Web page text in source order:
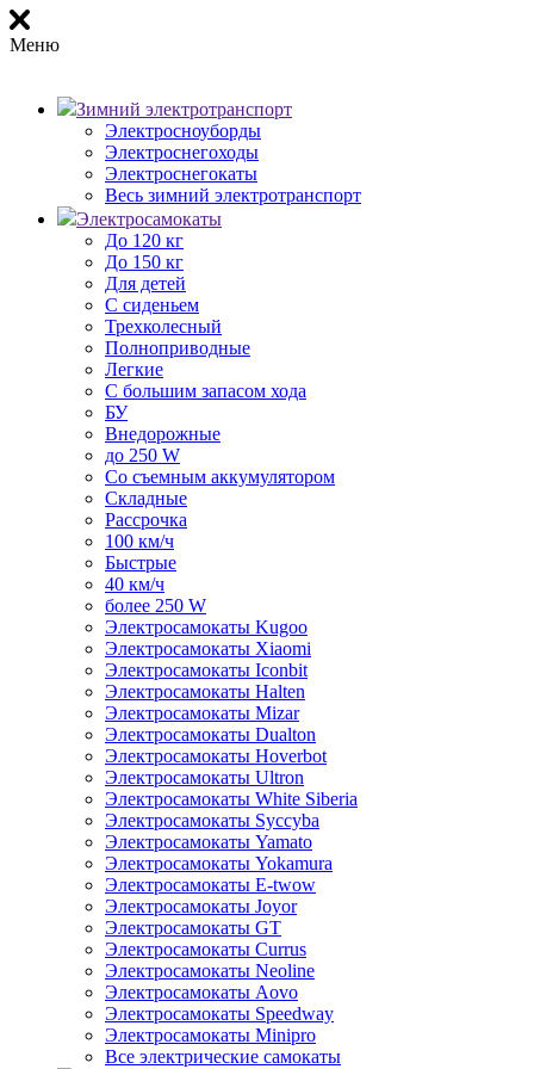
Меню
Зимний электротранспорт
Электросноуборды
Электроснегоходы
Электроснегокаты
Весь зимний электротранспорт
Электросамокаты
До 120 кг
До 150 кг
Для детей
С сиденьем
Трехколесный
Полноприводные
Легкие
С большим запасом хода
БУ
Внедорожные
до 250 W
Со съемным аккумулятором
Складные
Рассрочка
100 км/ч
Быстрые
40 км/ч
более 250 W
Электросамокаты Kugoo
Электросамокаты Xiaomi
Электросамокаты Iconbit
Электросамокаты Halten
Электросамокаты Mizar
Электросамокаты Dualton
Электросамокаты Hoverbot
Электросамокаты Ultron
Электросамокаты White Siberia
Электросамокаты Syccyba
Электросамокаты Yamato
Электросамокаты Yokamura
Электросамокаты E-twow
Электросамокаты Joyor
Электросамокаты GT
Электросамокаты Currus
Электросамокаты Neoline
Электросамокаты Aovo
Электросамокаты Speedway
Электросамокаты Minipro
Все электрические самокаты